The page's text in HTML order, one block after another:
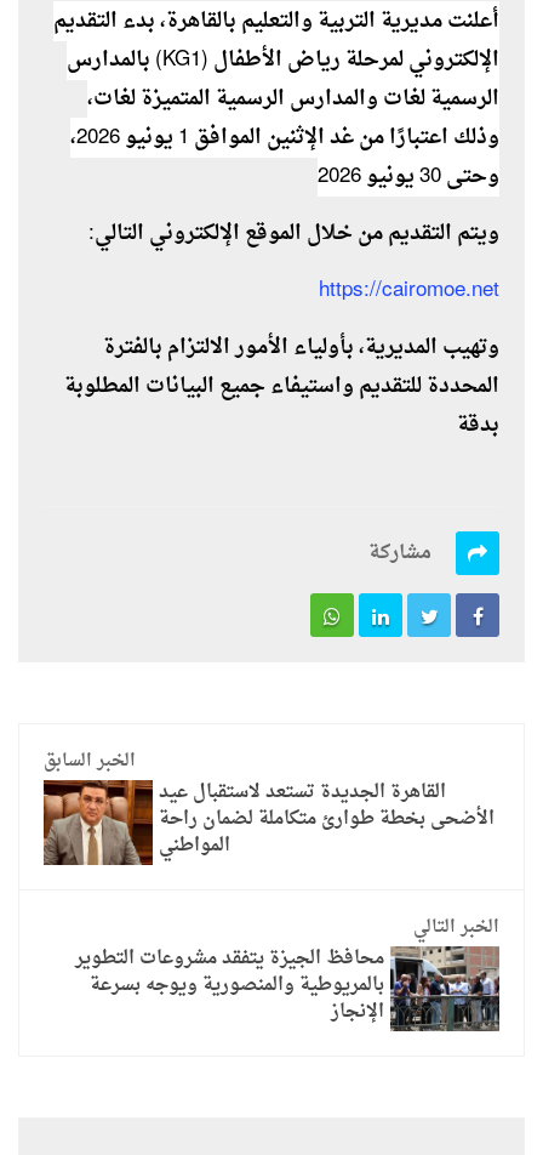
أعلنت مديرية التربية والتعليم بالقاهرة، بدء التقديم
الإلكتروني لمرحلة رياض الأطفال (KG1) بالمدارس
الرسمية لغات والمدارس الرسمية المتميزة لغات،
وذلك اعتبارًا من غد الإثنين الموافق 1 يونيو 2026،
وحتى 30 يونيو 2026
ويتم التقديم من خلال الموقع الإلكتروني التالي:
https://cairomoe.net
وتهيب المديرية، بأولياء الأمور الالتزام بالفترة
المحددة للتقديم واستيفاء جميع البيانات المطلوبة
بدقة
مشاركة
الخبر السابق
القاهرة الجديدة تستعد لاستقبال عيد
الأضحى بخطة طوارئ متكاملة لضمان راحة
المواطني
الخبر التالي
محافظ الجيزة يتفقد مشروعات التطوير
بالمريوطية والمنصورية ويوجه بسرعة
الإنجاز